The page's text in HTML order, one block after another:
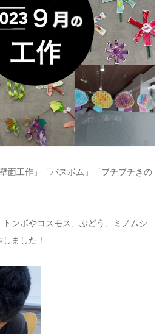
面工作」「バスボム」「プチプチきの
トンボやコスモス、ぶどう、ミノムシ
ました！